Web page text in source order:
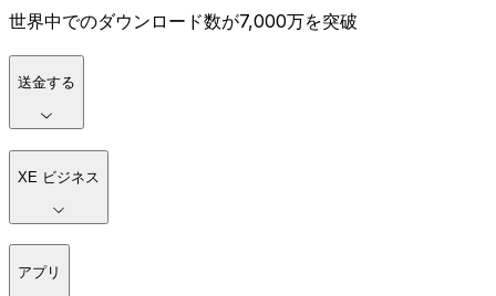
世界中でのダウンロード数が7,000万を突破
送金する
XE ビジネス
アプリ